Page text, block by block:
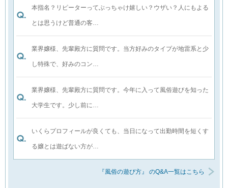
本指名？リピーターってぶっちゃけ嬉しい？ウザい？人にもよる
とは思うけど普通の客…
業界嬢様、先輩殿方に質問です。当方好みのタイプが地雷系と少
し特殊で、好みのコン…
業界嬢様、先輩殿方に質問です。今年に入って風俗遊びを知った
大学生です。少し前に…
いくらプロフィールが良くても、当日になって出勤時間を短くす
る嬢とは遊ばない方が…
『風俗の遊び方』 のQ&A一覧はこちら